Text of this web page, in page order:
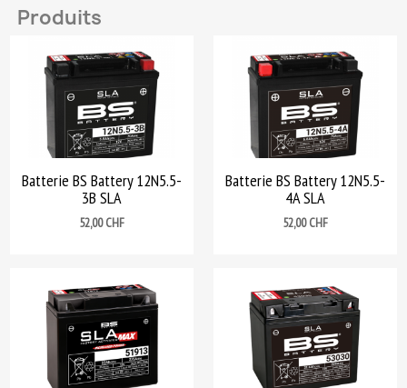
Produits
Batterie BS Battery 12N5.5-
3B SLA
Prix
52,00 CHF
Batterie BS Battery 12N5.5-
4A SLA
Prix
52,00 CHF